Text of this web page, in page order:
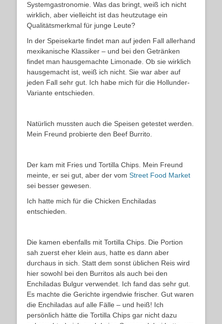
Systemgastronomie. Was das bringt, weiß ich nicht
wirklich, aber vielleicht ist das heutzutage ein
Qualitätsmerkmal für junge Leute?
In der Speisekarte findet man auf jeden Fall allerhand
mexikanische Klassiker – und bei den Getränken
findet man hausgemachte Limonade. Ob sie wirklich
hausgemacht ist, weiß ich nicht. Sie war aber auf
jeden Fall sehr gut. Ich habe mich für die Hollunder-
Variante entschieden.
Natürlich mussten auch die Speisen getestet werden.
Mein Freund probierte den Beef Burrito.
Der kam mit Fries und Tortilla Chips. Mein Freund
meinte, er sei gut, aber der vom Street Food Market
sei besser gewesen.
Ich hatte mich für die Chicken Enchiladas
entschieden.
Die kamen ebenfalls mit Tortilla Chips. Die Portion
sah zuerst eher klein aus, hatte es dann aber
durchaus in sich. Statt dem sonst üblichen Reis wird
hier sowohl bei den Burritos als auch bei den
Enchiladas Bulgur verwendet. Ich fand das sehr gut.
Es machte die Gerichte irgendwie frischer. Gut waren
die Enchiladas auf alle Fälle – und heiß! Ich
persönlich hätte die Tortilla Chips gar nicht dazu